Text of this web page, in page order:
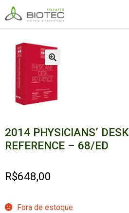
Pular
para
navegação
Pular
para
o
conteúdo
🔍
2014 PHYSICIANS’ DESK
REFERENCE – 68/ED
R$648,00
Fora de estoque